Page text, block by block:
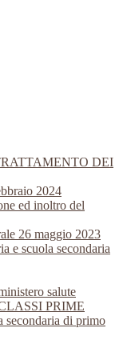
DEI
2024
ed inoltro del
26 maggio 2023
e scuola secondaria
salute
PRIME
secondaria di primo